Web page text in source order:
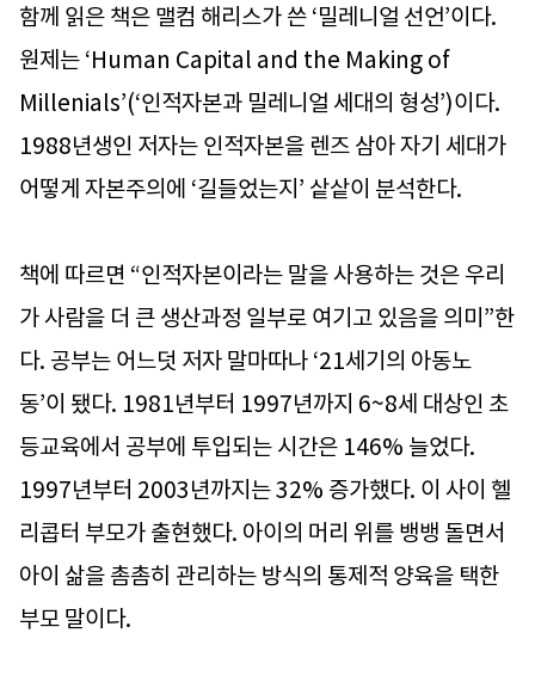
함께 읽은 책은 맬컴 해리스가 쓴 ‘밀레니얼 선언’이다.
원제는 ‘Human Capital and the Making of
Millenials’(‘인적자본과 밀레니얼 세대의 형성’)이다.
1988년생인 저자는 인적자본을 렌즈 삼아 자기 세대가
어떻게 자본주의에 ‘길들었는지’ 샅샅이 분석한다.
책에 따르면 “인적자본이라는 말을 사용하는 것은 우리
가 사람을 더 큰 생산과정 일부로 여기고 있음을 의미”한
다. 공부는 어느덧 저자 말마따나 ‘21세기의 아동노
동’이 됐다. 1981년부터 1997년까지 6~8세 대상인 초
등교육에서 공부에 투입되는 시간은 146% 늘었다.
1997년부터 2003년까지는 32% 증가했다. 이 사이 헬
리콥터 부모가 출현했다. 아이의 머리 위를 뱅뱅 돌면서
아이 삶을 촘촘히 관리하는 방식의 통제적 양육을 택한
부모 말이다.